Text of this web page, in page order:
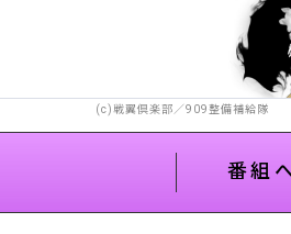
(c)戦翼倶楽部／909整備補給隊
番組